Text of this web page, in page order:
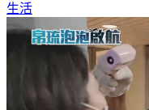
生活